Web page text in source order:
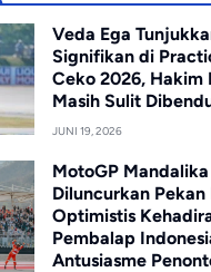
Veda Ega
Signifikan di
Ceko 2026, Hakim
Masih Sulit
JUNI 19, 2026
MotoGP
Diluncurkan Pekan
Optimistis
Pembalap
Antusiasme